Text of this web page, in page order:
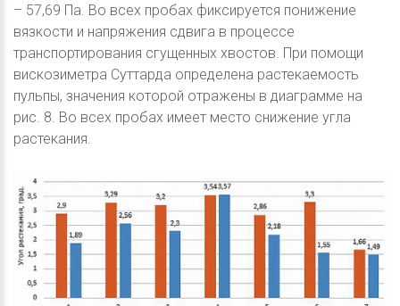
– 57,69 Па. Во всех пробах фиксируется понижение
вязкости и напряжения сдвига в процессе
транспортирования сгущенных хвостов. При помощи
вискозиметра Суттарда определена растекаемость
пульпы, значения которой отражены в диаграмме на
рис. 8. Во всех пробах имеет место снижение угла
растекания.